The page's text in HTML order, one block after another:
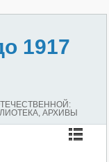
1917
АРХИВЫ